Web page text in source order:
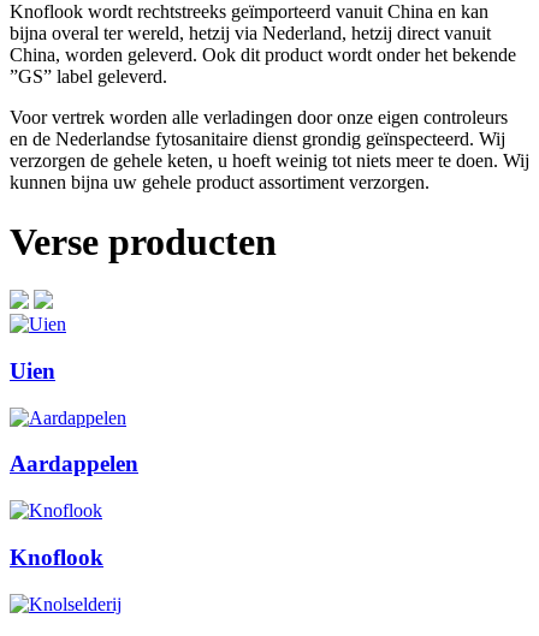
Knoflook wordt rechtstreeks geïmporteerd vanuit China en kan
bijna overal ter wereld, hetzij via Nederland, hetzij direct vanuit
China, worden geleverd. Ook dit product wordt onder het bekende
”GS” label geleverd.
Voor vertrek worden alle verladingen door onze eigen controleurs
en de Nederlandse fytosanitaire dienst grondig geïnspecteerd. Wij
verzorgen de gehele keten, u hoeft weinig tot niets meer te doen. Wij
kunnen bijna uw gehele product assortiment verzorgen.
Verse producten
Uien
Aardappelen
Knoflook